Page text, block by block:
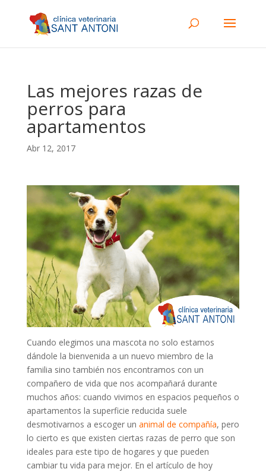
Las mejores razas de
perros para
apartamentos
Abr 12, 2017
Cuando elegimos una mascota no solo estamos
dándole la bienvenida a un nuevo miembro de la
familia sino también nos encontramos con un
compañero de vida que nos acompañará durante
muchos años: cuando vivimos en espacios pequeños o
apartamentos la superficie reducida suele
desmotivarnos a escoger un animal de compañía, pero
lo cierto es que existen ciertas razas de perro que son
ideales para este tipo de hogares y que pueden
cambiar tu vida para mejor. En el artículo de hoy